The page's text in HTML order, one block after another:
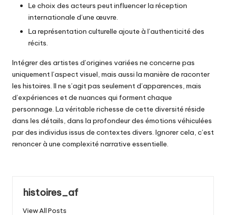
Le choix des acteurs peut influencer la réception
internationale d’une œuvre.
La représentation culturelle ajoute à l’authenticité des
récits.
Intégrer des artistes d’origines variées ne concerne pas
uniquement l’aspect visuel, mais aussi la manière de raconter
les histoires. Il ne s’agit pas seulement d’apparences, mais
d’expériences et de nuances qui forment chaque
personnage. La véritable richesse de cette diversité réside
dans les détails, dans la profondeur des émotions véhiculées
par des individus issus de contextes divers. Ignorer cela, c’est
renoncer à une complexité narrative essentielle.
histoires_af
View All Posts